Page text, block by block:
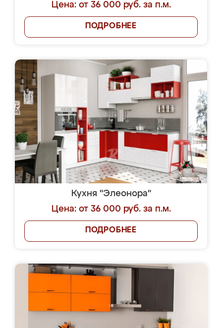
Цена: от 36 000 руб. за п.м.
ПОДРОБНЕЕ
Кухня "Элеонора"
Цена: от 36 000 руб. за п.м.
ПОДРОБНЕЕ